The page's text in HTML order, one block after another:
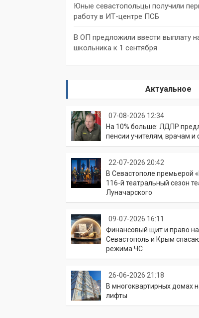
Юные севастопольцы получили
работу в ИТ-центре ПСБ
В ОП предложили ввести выплату
школьника к 1 сентября
Актуальное
07-08-2026 12:34
На 10% больше: ЛДПР
пенсии учителям, врачам и
22-07-2026 20:42
В Севастополе премьерой
116-й театральный сезон
Луначарского
09-07-2026 16:11
Финансовый щит и право
Севастополь и Крым
режима ЧС
26-06-2026 21:18
В многоквартирных домах
лифты